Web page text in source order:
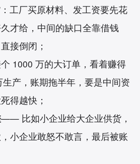
工厂买原材料、发工资要先花
才给，中间的缺口全靠借钱
接倒闭；
1000 万的大订单，看着赚得
产，账期拖半年，要是中间资
得越快；
—— 比如小企业给大企业供货，
小企业敢怒不敢言，最后被账